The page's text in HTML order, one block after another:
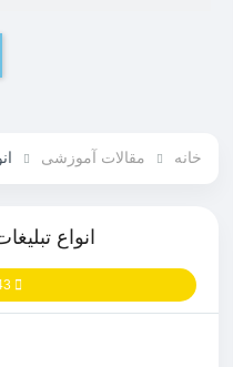
خانه مقالات آموزشی
انواع